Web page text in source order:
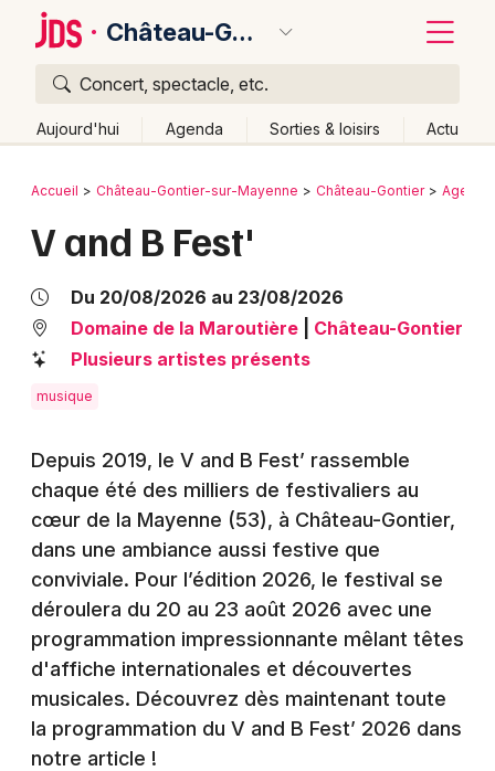
Château-Gontier-sur-Mayenne
Concert, spectacle, etc.
Aujourd'hui Agenda Sorties & loisirs Actu
Publier un événement
Grands événements
Foires & salons
Concerts
Sports
Soirées
Sorties famille
Bordeaux
Lille
Lyon
Mulhouse
Montpellier
Nantes
Paris
Toulouse
Retour
Accueil Château-Gontier-sur-Mayenne Château-Gontier Agenda
V and B Fest'
Du 20/08/2026 au 23/08/2026
Domaine de la Maroutière
Château-Gontier
Plusieurs artistes présents
musique
Depuis 2019, le V and B Fest’ rassemble
chaque été des milliers de festivaliers au
cœur de la Mayenne (53), à Château-Gontier,
dans une ambiance aussi festive que
conviviale. Pour l’édition 2026, le festival se
déroulera du 20 au 23 août 2026 avec une
programmation impressionnante mêlant têtes
d'affiche internationales et découvertes
musicales. Découvrez dès maintenant toute
la programmation du V and B Fest’ 2026 dans
notre article !
Quoi ?
Où ?
Mayenne (53)
Pays de la Loire
Quand ?
Effacer les dates
Aujourd'hui
Demain Ce week-end